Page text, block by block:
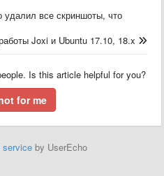
удалил все скриншоты, что
Joxi и Ubuntu 17.10, 18.x
Is this article helpful for you?
for me
service by UserEcho